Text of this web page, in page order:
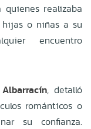
quienes realizaba
hijas o niñas a su
encuentro
, detalló
románticos o
su confianza.